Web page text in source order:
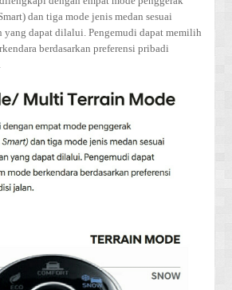
dan tiga mode jenis medan sesuai
yang dapat dilalui. Pengemudi dapat memilih
berdasarkan preferensi pribadi